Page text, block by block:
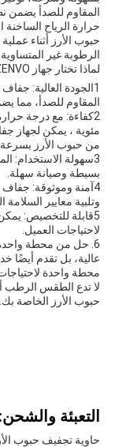
المقاوم للصدأ يضمن
حبوب الأرز أثناء
الرطوبة غير
لماذا تختار جهاز ZENVO لتجفيف حبوب الأرز؟
المقاوم للصدأ، مما
من حبوب الأرز بسرعة
3سهولة الاستخدام:
بسيطة وصيانة سهلة.
وتلبية معايير السلامة
5قابلة للتخصيص:
لاحتياجات العميل.
6. حل من محطة
عالية، بل تقدم أيضًا
محطة واحدة
لا تدع الطقس الرطب
حبوب الأرز الخاصة
التعبئة والشحن:
حاوية تجفيف حبوب